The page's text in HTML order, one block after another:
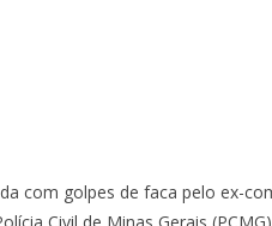
com golpes de faca pelo ex-